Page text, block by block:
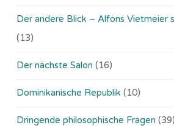
Der andere Blick – Alfons Vietmeier
(13)
Der nächste Salon (16)
Dominikanische Republik (10)
Dringende philosophische Fragen (39)